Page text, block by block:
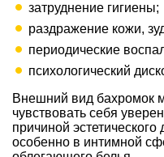
затруднение гигиены;
раздражение кожи,
периодические
психологический
Внешний вид бахромок
чувствовать себя
причиной
особенно в интимной